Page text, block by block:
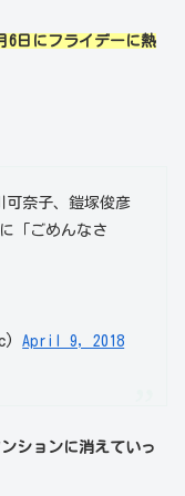
6日にフライデーに熱
奈子、鎧塚俊彦
「ごめんなさ
April 9, 2018
ションに消えていっ